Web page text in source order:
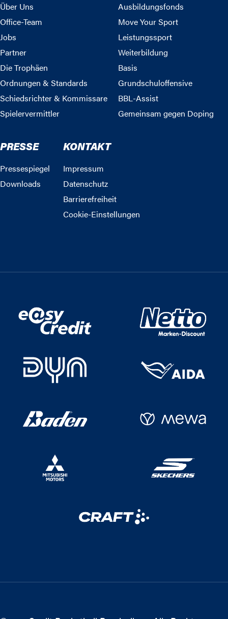
Über Uns
Office-Team
Jobs
Partner
Die Trophäen
Ordnungen & Standards
Schiedsrichter & Kommissare
Spielervermittler
Ausbildungsfonds
Move Your Sport
Leistungssport
Weiterbildung
Basis
Grundschuloffensive
BBL-Assist
Gemeinsam gegen Doping
PRESSE
Pressespiegel
Downloads
KONTAKT
Impressum
Datenschutz
Barrierefreiheit
Cookie-Einstellungen